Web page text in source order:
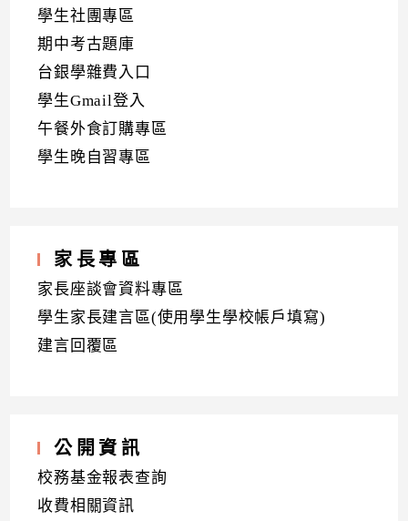
學生社團專區
期中考古題庫
台銀學雜費入口
學生Gmail登入
午餐外食訂購專區
學生晚自習專區
家長專區
家長座談會資料專區
學生家長建言區(使用學生學校帳戶填寫)
建言回覆區
公開資訊
校務基金報表查詢
收費相關資訊